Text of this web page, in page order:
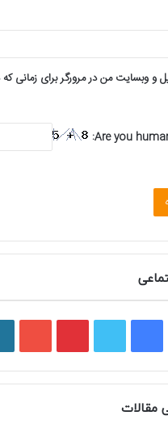
و وبسایت من در مرورگر برای زمانی که
Are you
مقالات